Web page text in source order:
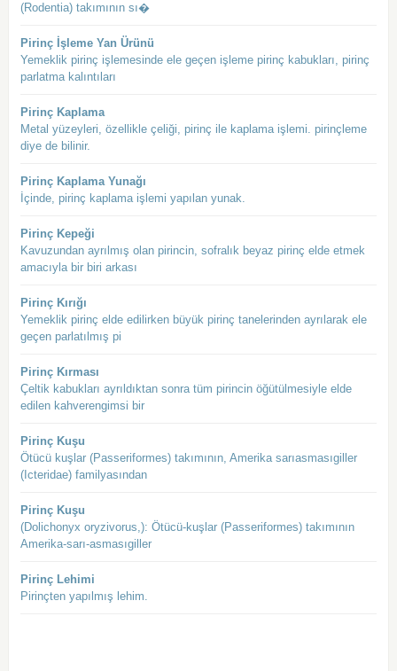
(Rodentia) takımının sı�
Pirinç İşleme Yan Ürünü
Yemeklik pirinç işlemesinde ele geçen işleme pirinç kabukları, pirinç
parlatma kalıntıları
Pirinç Kaplama
Metal yüzeyleri, özellikle çeliği, pirinç ile kaplama işlemi. pirinçleme
diye de bilinir.
Pirinç Kaplama Yunağı
İçinde, pirinç kaplama işlemi yapılan yunak.
Pirinç Kepeği
Kavuzundan ayrılmış olan pirincin, sofralık beyaz pirinç elde etmek
amacıyla bir biri arkası
Pirinç Kırığı
Yemeklik pirinç elde edilirken büyük pirinç tanelerinden ayrılarak ele
geçen parlatılmış pi
Pirinç Kırması
Çeltik kabukları ayrıldıktan sonra tüm pirincin öğütülmesiyle elde
edilen kahverengimsi bir
Pirinç Kuşu
Ötücü kuşlar (Passeriformes) takımının, Amerika sarıasmasıgiller
(Icteridae) familyasından
Pirinç Kuşu
(Dolichonyx oryzivorus,): Ötücü-kuşlar (Passeriformes) takımının
Amerika-sarı-asmasıgiller
Pirinç Lehimi
Pirinçten yapılmış lehim.